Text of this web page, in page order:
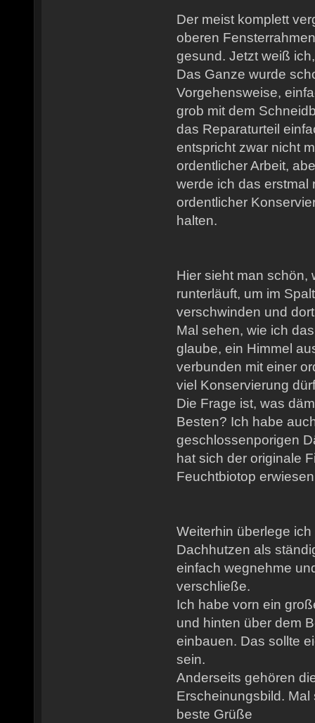
Der meist komplett
oberen
gesund. Jetzt weiß
Das Ganze wurde
Vorgehensweise,
grob mit dem
das Reparaturteil
entspricht zwar nicht
ordentlicher Arbeit,
werde ich das erstmal
ordentlicher
halten.
Hier sieht man schön,
runterläuft, um im
verschwinden und
Mal sehen, wie ich
glaube, ein Himmel
verbunden mit einer
viel Konservierung
Die Frage ist, was
Besten? Ich habe
geschlossenporigen
hat sich der originale
Feuchtbiotop
Weiterhin überlege
Dachhutzen als
einfach wegnehme
verschließe.
Ich habe vorn ein
und hinten über dem
einbauen. Das sollte
sein.
Anderseits gehören
Erscheinungsbild. Mal
beste Grüße